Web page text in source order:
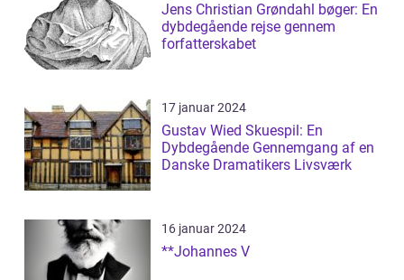
Jens Christian Grøndahl bøger: En
dybdegående rejse gennem
forfatterskabet
17 januar 2024
Gustav Wied Skuespil: En
Dybdegående Gennemgang af en
Danske Dramatikers Livsværk
16 januar 2024
**Johannes V